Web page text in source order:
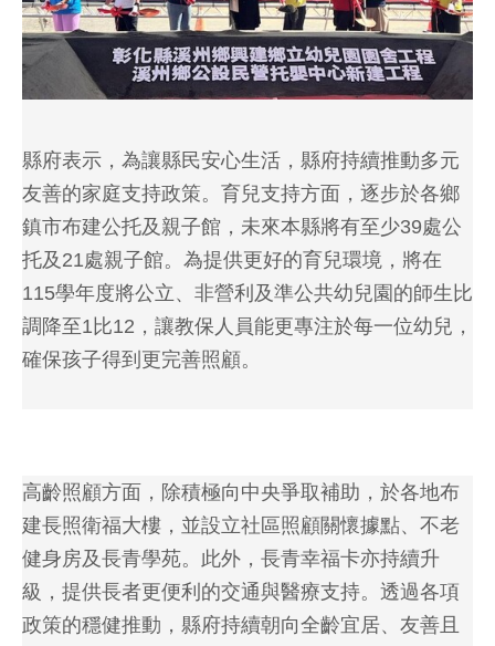
縣府表示，為讓縣民安心生活，縣府持續推動多元
友善的家庭支持政策。育兒支持方面，逐步於各鄉
鎮市布建公托及親子館，未來本縣將有至少39處公
托及21處親子館。為提供更好的育兒環境，將在
115學年度將公立、非營利及準公共幼兒園的師生比
調降至1比12，讓教保人員能更專注於每一位幼兒，
確保孩子得到更完善照顧。
高齡照顧方面，除積極向中央爭取補助，於各地布
建長照衛福大樓，並設立社區照顧關懷據點、不老
健身房及長青學苑。此外，長青幸福卡亦持續升
級，提供長者更便利的交通與醫療支持。透過各項
政策的穩健推動，縣府持續朝向全齡宜居、友善且